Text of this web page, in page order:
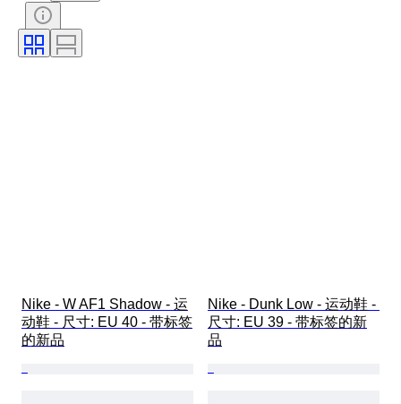
Nike - W AF1 Shadow - 运
动鞋 - 尺寸: EU 40 - 带标签
的新品
Nike - Dunk Low - 运动鞋 -
尺寸: EU 39 - 带标签的新
品